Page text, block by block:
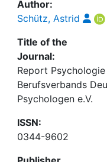
Author:
Schütz, Astrid
Title of the
Journal:
Report
Berufsverbands
Psychologen e.V.
ISSN:
0344-9602